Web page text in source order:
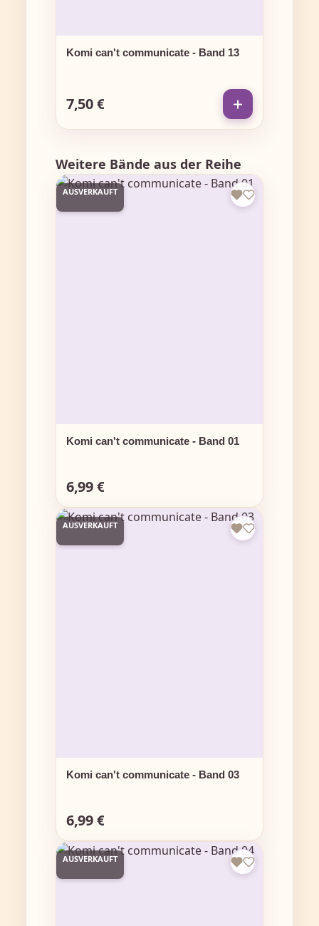
Komi can't communicate - Band 13
Regulärer Preis:
7,50 €
Produktgalerie überspringen
Weitere Bände aus der Reihe
AUSVERKAUFT
Komi can't communicate - Band 01
Regulärer Preis:
6,99 €
AUSVERKAUFT
Komi can't communicate - Band 03
Regulärer Preis:
6,99 €
AUSVERKAUFT